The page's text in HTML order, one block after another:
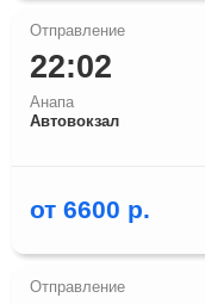
22:02
Анапа
Автовокзал
от 6600 р.